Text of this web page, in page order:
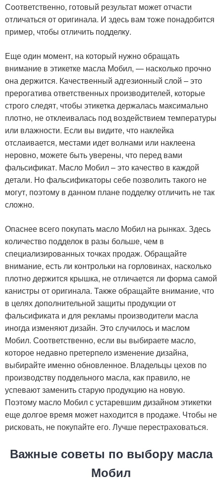
Соответственно, готовый результат может отчасти
отличаться от оригинала. И здесь вам тоже понадобится
пример, чтобы отличить подделку.
Еще один момент, на который нужно обращать
внимание в этикетке масла Мобил, — насколько прочно
она держится. Качественный адгезионный слой – это
прерогатива ответственных производителей, которые
строго следят, чтобы этикетка держалась максимально
плотно, не отклеивалась под воздействием температуры
или влажности. Если вы видите, что наклейка
отслаивается, местами идет волнами или наклеена
неровно, можете быть уверены, что перед вами
фальсификат. Масло Мобил – это качество в каждой
детали. Но фальсификаторы себе позволить такого не
могут, поэтому в данном плане подделку отличить не так
сложно.
Опаснее всего покупать масло Мобил на рынках. Здесь
количество подделок в разы больше, чем в
специализированных точках продаж. Обращайте
внимание, есть ли контрольки на горловинах, насколько
плотно держится крышка, не отличается ли форма самой
канистры от оригинала. Также обращайте внимание, что
в целях дополнительной защиты продукции от
фальсификата и для рекламы производители масла
иногда изменяют дизайн. Это случилось и маслом
Мобил. Соответственно, если вы выбираете масло,
которое недавно претерпело изменение дизайна,
выбирайте именно обновленное. Владельцы цехов по
производству поддельного масла, как правило, не
успевают заменить старую продукцию на новую.
Поэтому масло Мобил с устаревшим дизайном этикетки
еще долгое время может находится в продаже. Чтобы не
рисковать, не покупайте его. Лучше перестраховаться.
Важные советы по выбору масла
Мобил